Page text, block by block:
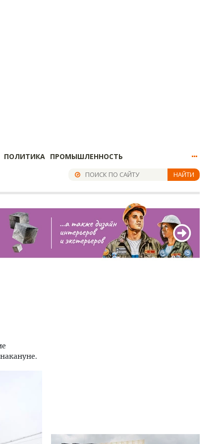
ПОЛИТИКА ПРОМЫШЛЕННОСТЬ
НАЙТИ